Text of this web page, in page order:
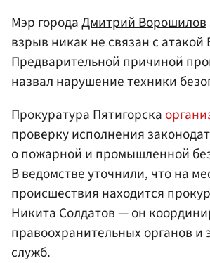
Мэр городаДмитрий Ворошилов
взрыв никак не связан с атакой
Предварительной причиной
назвал нарушение техники
Прокуратура Пятигорска
проверку исполнения
о пожарной и промышленной
В ведомстве уточнили, что на
происшествия находится
Никита Солдатов — он
правоохранительных органов и
служб.